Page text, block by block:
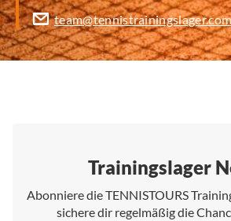
Trainingslager
Abonniere die TENNISTOURS
sichere dir regelmäßig die